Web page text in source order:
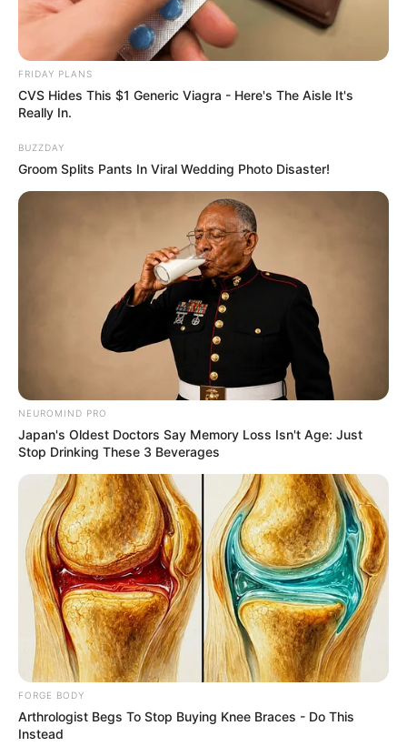
ดวงชะตาของคุณในปี 2568 จะเป็นอย่างไร เช็กได้แล้ววัน
นี้ ชะตาชีวิตทั้ง 12 เดือนปี 68 จะอยู่ในมือคุณ อ่านคำ
ทำนายดวงปี 68 โดย แม่กวาง ไพ่ตองส่องใจ ได้แล้ววันนี้
ที่แอป MTHAI ที่เดียว อย่าปล่อยให้ชะตาชีวิตเราหลุดมือ
ซื้อคำทำนายดวงชะตาของคุณได้แล้ววันนี้
ช่องทางการสั่งซื้อที่แอปพลิเคชัน MTHAI
มือถือแอนดรอยด์
https://play.google.com/store/apps/details
มือถือ iOS ไอโฟน
https://apps.apple.com/gr/app/mthai-
com/id471243201
FRIDAY PLANS
CVS Hides This $1 Generic Viagra - Here's The Aisle It's
Really In.
BUZZDAY
Groom Splits Pants In Viral Wedding Photo Disaster!
NEUROMIND PRO
Japan's Oldest Doctors Say Memory Loss Isn't Age: Just
Stop Drinking These 3 Beverages
FORGE BODY
Arthrologist Begs To Stop Buying Knee Braces - Do This
Instead